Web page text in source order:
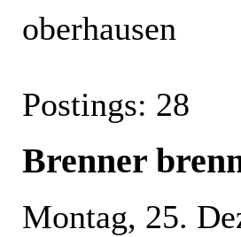
oberhausen
Postings: 28
Brenner
Montag, 25.